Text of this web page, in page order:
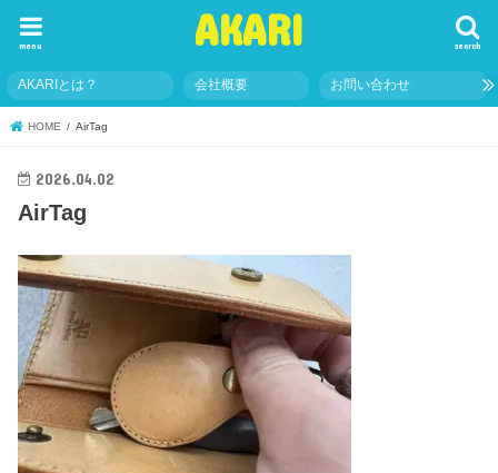
AKARI search
menu
AKARIとは？ 会社概要 お問い合わせ
HOME AirTag
2026.04.02
AirTag